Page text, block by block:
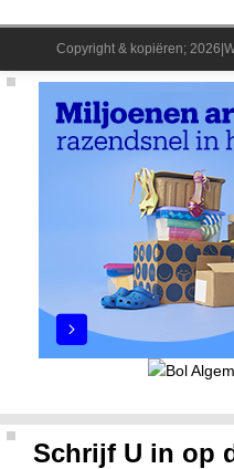
Copyright & kopiëren;
Schrijf U in op